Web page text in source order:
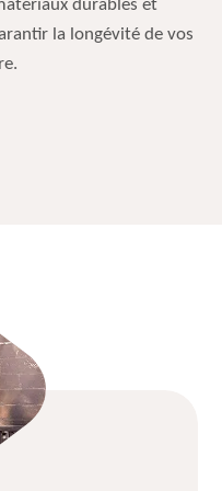
durables et
la longévité de vos